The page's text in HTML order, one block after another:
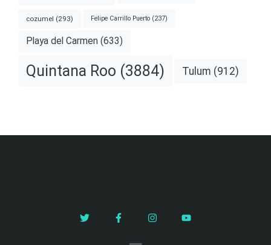
cozumel (293) Felipe Carrillo Puerto (237)
Playa del Carmen (633)
Quintana Roo (3884) Tulum (912)